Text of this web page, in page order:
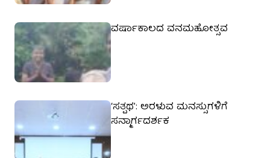
ವರ್ಷಾಕಾಲದ ವನಮಹೋತ್ಸವ
‘ಸತ್ಪಥ’: ಅರಳುವ ಮನಸ್ಸುಗಳಿಗೆ
ಸನ್ಮಾರ್ಗದರ್ಶಕ